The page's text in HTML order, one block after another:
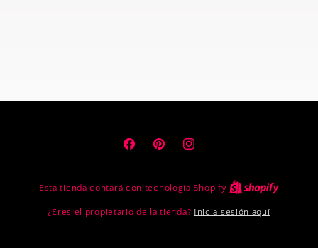
FacebookPinterestInstagram
Esta tienda contará con tecnología Shopify
¿Eres el propietario de la tienda? Inicia sesión aquí